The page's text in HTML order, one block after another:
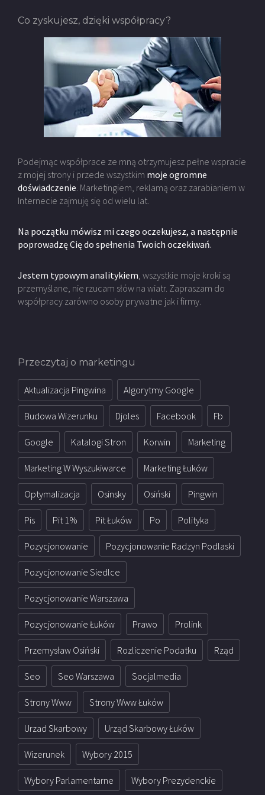
Co zyskujesz, dzięki współpracy?
Podejmąc współprace ze mną otrzymujesz pełne wspracie
z mojej strony i przede wszystkim moje ogromne
doświadczenie. Marketingiem, reklamą oraz zarabianiem w
Internecie zajmuję się od wielu lat.
Na początku mówisz mi czego oczekujesz, a następnie
poprowadzę Cię do spełnenia Twoich oczekiwań.
Jestem typowym analitykiem, wszystkie moje kroki są
przemyślane, nie rzucam słów na wiatr. Zapraszam do
współpracy zarówno osoby prywatne jak i firmy.
Przeczytaj o marketingu
Aktualizacja Pingwina Algorytmy Google
Budowa Wizerunku Djoles Facebook Fb
Google Katalogi Stron Korwin Marketing
Marketing W Wyszukiwarce Marketing Łuków
Optymalizacja Osinsky Osiński Pingwin
Pis Pit 1% Pit Łuków Po Polityka
Pozycjonowanie Pozycjonowanie Radzyn Podlaski
Pozycjonowanie Siedlce
Pozycjonowanie Warszawa
Pozycjonowanie Łuków Prawo Prolink
Przemysław Osiński Rozliczenie Podatku Rząd
Seo Seo Warszawa Socjalmedia
Strony Www Strony Www Łuków
Urzad Skarbowy Urząd Skarbowy Łuków
Wizerunek Wybory 2015
Wybory Parlamentarne Wybory Prezydenckie